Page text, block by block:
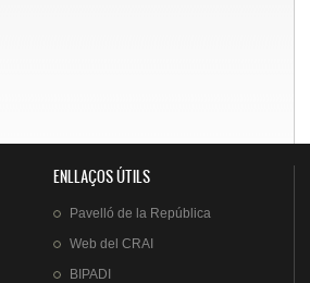
ENLLAÇOS ÚTILS
Pavelló de la República
Web del CRAI
BIPADI